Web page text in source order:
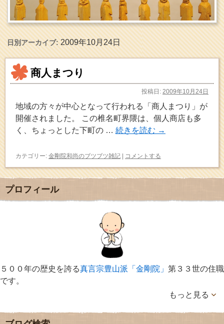
日別アーカイブ:2009年10月24日
商人まつり
投稿日: 2009年10月24日
地域の方々が中心となって行われる「商人まつり」が
開催されました。 この椎名町界隈は、個人商店も多
く、ちょっとした下町の … 続きを読む →
カテゴリー: 金剛院和尚のブツブツ雑記 | コメントする
プロフィール
５００年の歴史を誇る真言宗豊山派「金剛院」 第３３世の住職
です。
もっと見る